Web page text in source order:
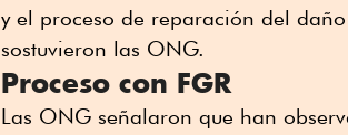
y el proceso de reparación del
sostuvieron las ONG.
Proceso con FGR
Las ONG señalaron que han